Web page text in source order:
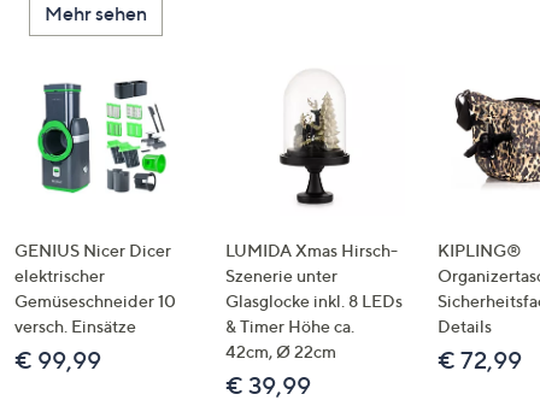
Mehr sehen
GENIUS Nicer Dicer
elektrischer
Gemüseschneider 10
versch. Einsätze
€ 99,99
LUMIDA Xmas Hirsch-
Szenerie unter
Glasglocke inkl. 8 LEDs
& Timer Höhe ca.
42cm, Ø 22cm
€ 39,99
KIPLING®
Details
€ 72,99